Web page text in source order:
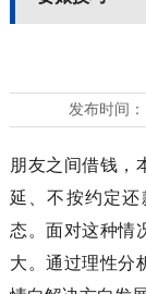
发布时间：
朋友之间借钱，
延、不按约定
态。面对这种情
大。通过理性分